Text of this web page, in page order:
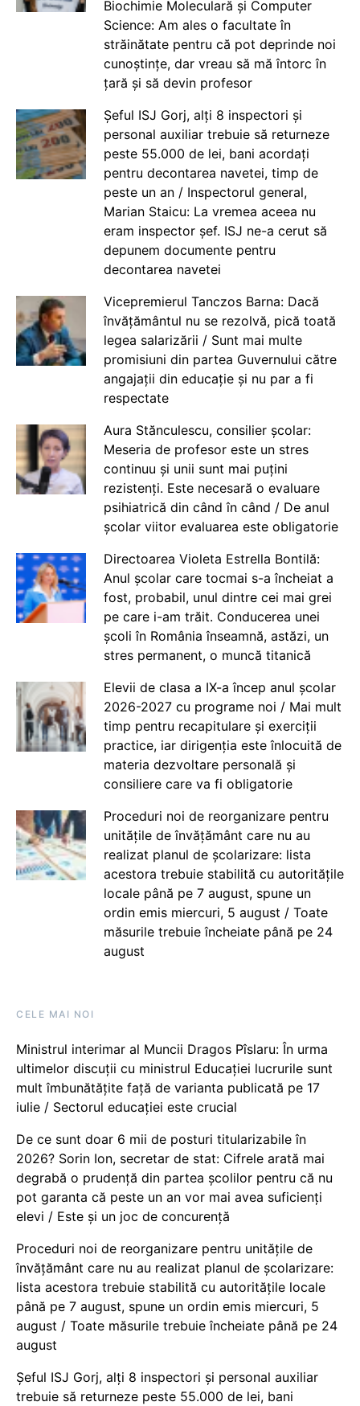
Biochimie Moleculară și Computer
Science: Am ales o facultate în
străinătate pentru că pot deprinde noi
cunoștințe, dar vreau să mă întorc în
țară și să devin profesor
Șeful ISJ Gorj, alți 8 inspectori și
personal auxiliar trebuie să returneze
peste 55.000 de lei, bani acordați
pentru decontarea navetei, timp de
peste un an / Inspectorul general,
Marian Staicu: La vremea aceea nu
eram inspector șef. ISJ ne-a cerut să
depunem documente pentru
decontarea navetei
Vicepremierul Tanczos Barna: Dacă
învățământul nu se rezolvă, pică toată
legea salarizării / Sunt mai multe
promisiuni din partea Guvernului către
angajații din educație și nu par a fi
respectate
Aura Stănculescu, consilier școlar:
Meseria de profesor este un stres
continuu și unii sunt mai puțini
rezistenți. Este necesară o evaluare
psihiatrică din când în când / De anul
școlar viitor evaluarea este obligatorie
Directoarea Violeta Estrella Bontilă:
Anul școlar care tocmai s-a încheiat a
fost, probabil, unul dintre cei mai grei
pe care i-am trăit. Conducerea unei
școli în România înseamnă, astăzi, un
stres permanent, o muncă titanică
Elevii de clasa a IX-a încep anul școlar
2026-2027 cu programe noi / Mai mult
timp pentru recapitulare și exerciții
practice, iar dirigenția este înlocuită de
materia dezvoltare personală și
consiliere care va fi obligatorie
Proceduri noi de reorganizare pentru
unitățile de învățământ care nu au
realizat planul de școlarizare: lista
acestora trebuie stabilită cu autoritățile
locale până pe 7 august, spune un
ordin emis miercuri, 5 august / Toate
măsurile trebuie încheiate până pe 24
august
CELE MAI NOI
Ministrul interimar al Muncii Dragos Pîslaru: În urma
ultimelor discuții cu ministrul Educației lucrurile sunt
mult îmbunătățite față de varianta publicată pe 17
iulie / Sectorul educației este crucial
De ce sunt doar 6 mii de posturi titularizabile în
2026? Sorin Ion, secretar de stat: Cifrele arată mai
degrabă o prudență din partea școlilor pentru că nu
pot garanta că peste un an vor mai avea suficienți
elevi / Este și un joc de concurență
Proceduri noi de reorganizare pentru unitățile de
învățământ care nu au realizat planul de școlarizare:
lista acestora trebuie stabilită cu autoritățile locale
până pe 7 august, spune un ordin emis miercuri, 5
august / Toate măsurile trebuie încheiate până pe 24
august
Șeful ISJ Gorj, alți 8 inspectori și personal auxiliar
trebuie să returneze peste 55.000 de lei, bani